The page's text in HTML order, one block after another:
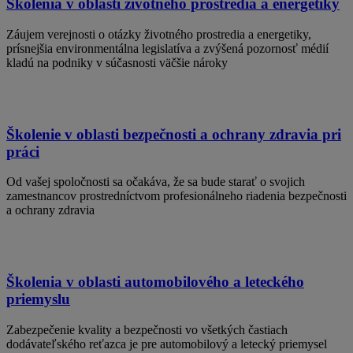
Školenia v oblasti životného prostredia a energetiky
Záujem verejnosti o otázky životného prostredia a energetiky,
prísnejšia environmentálna legislatíva a zvýšená pozornosť médií
kladú na podniky v súčasnosti väčšie nároky
Školenie v oblasti bezpečnosti a ochrany zdravia pri
práci
Od vašej spoločnosti sa očakáva, že sa bude starať o svojich
zamestnancov prostredníctvom profesionálneho riadenia bezpečnosti
a ochrany zdravia
Školenia v oblasti automobilového a leteckého
priemyslu
Zabezpečenie kvality a bezpečnosti vo všetkých častiach
dodávateľského reťazca je pre automobilový a letecký priemysel